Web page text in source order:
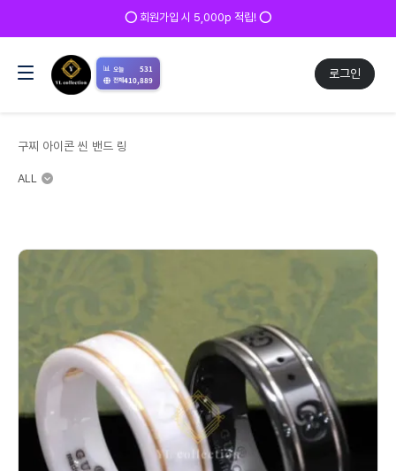
⭕ 회원가입 시 5,000p 적립! ⭕
로그인
📊 오늘 531
전체410,889
구찌 아이콘 씬 밴드 링
ALL